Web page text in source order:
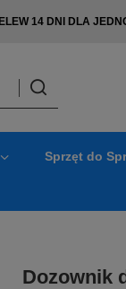
14 DNI DLA
Sprzęt do
Dozownik